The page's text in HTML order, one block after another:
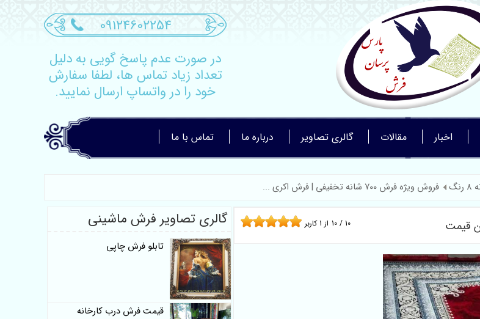
09124602254
در صورت عدم پاسخ گویی به دلیل
تعداد زیاد تماس ها، لطفا سفارش
خود را در واتساپ ارسال نمایید.
اخبار مقالات گالری تصاویر درباره ما تماس با ما
فروش ویژه فرش 700 شانه تخفیفی | فرش اکری ...
10 / 10 از 1کاربر گالری تصاویر فرش ماشینی
تابلو فرش چاپی
قیمت فرش درب کارخانه